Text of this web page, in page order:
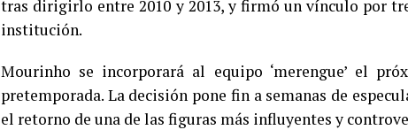
tras dirigirlo entre 2010 y 2013, y firmó un vínculo por
institución.
Mourinho se incorporará al equipo ‘merengue’ el
pretemporada. La decisión pone fin a semanas de
el retorno de una de las figuras más influyentes y